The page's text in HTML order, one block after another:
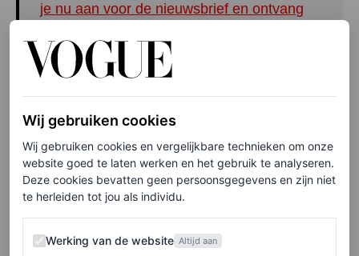
je nu aan voor de nieuwsbrief en ontvang
Als het nieuwe gezicht van zo’n iconische geur is het
geen verrassing dat Peak nu het huis nooit meer verlaat
zonder een vleugje Coco Mademoiselle. “Als ik
compleet ben, kan ik mezelf volledig geven”, zegt de
actrice. “Ik kan volledig kwetsbaar zijn; ik kan open en
accepterend zijn. Als je het huis verlaat en jezelf aan
iedereen geeft, vind ik dat je je altijd heel compleet moet
Wij gebruiken cookies
Wij gebruiken cookies en vergelijkbare technieken om onze
website goed te laten werken en het gebruik te analyseren.
Deze cookies bevatten geen persoonsgegevens en zijn niet
te herleiden tot jou als individu.
Werking van de website
Werking van de website Altijd aan